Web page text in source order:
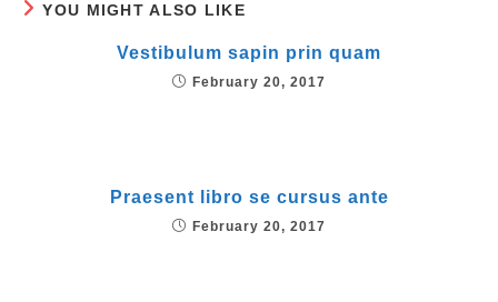
YOU MIGHT ALSO LIKE
Vestibulum sapin prin quam
February 20, 2017
Praesent libro se cursus ante
February 20, 2017